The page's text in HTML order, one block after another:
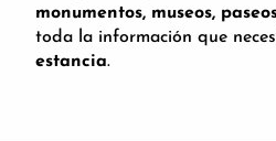
monumentos, museos,
toda la información que
estancia.